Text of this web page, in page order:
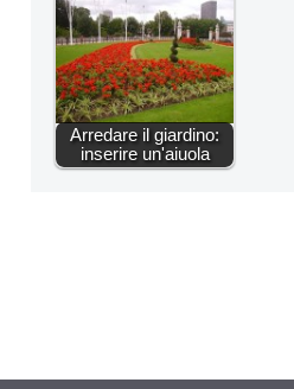
Arredare il giardino:
inserire un'aiuola